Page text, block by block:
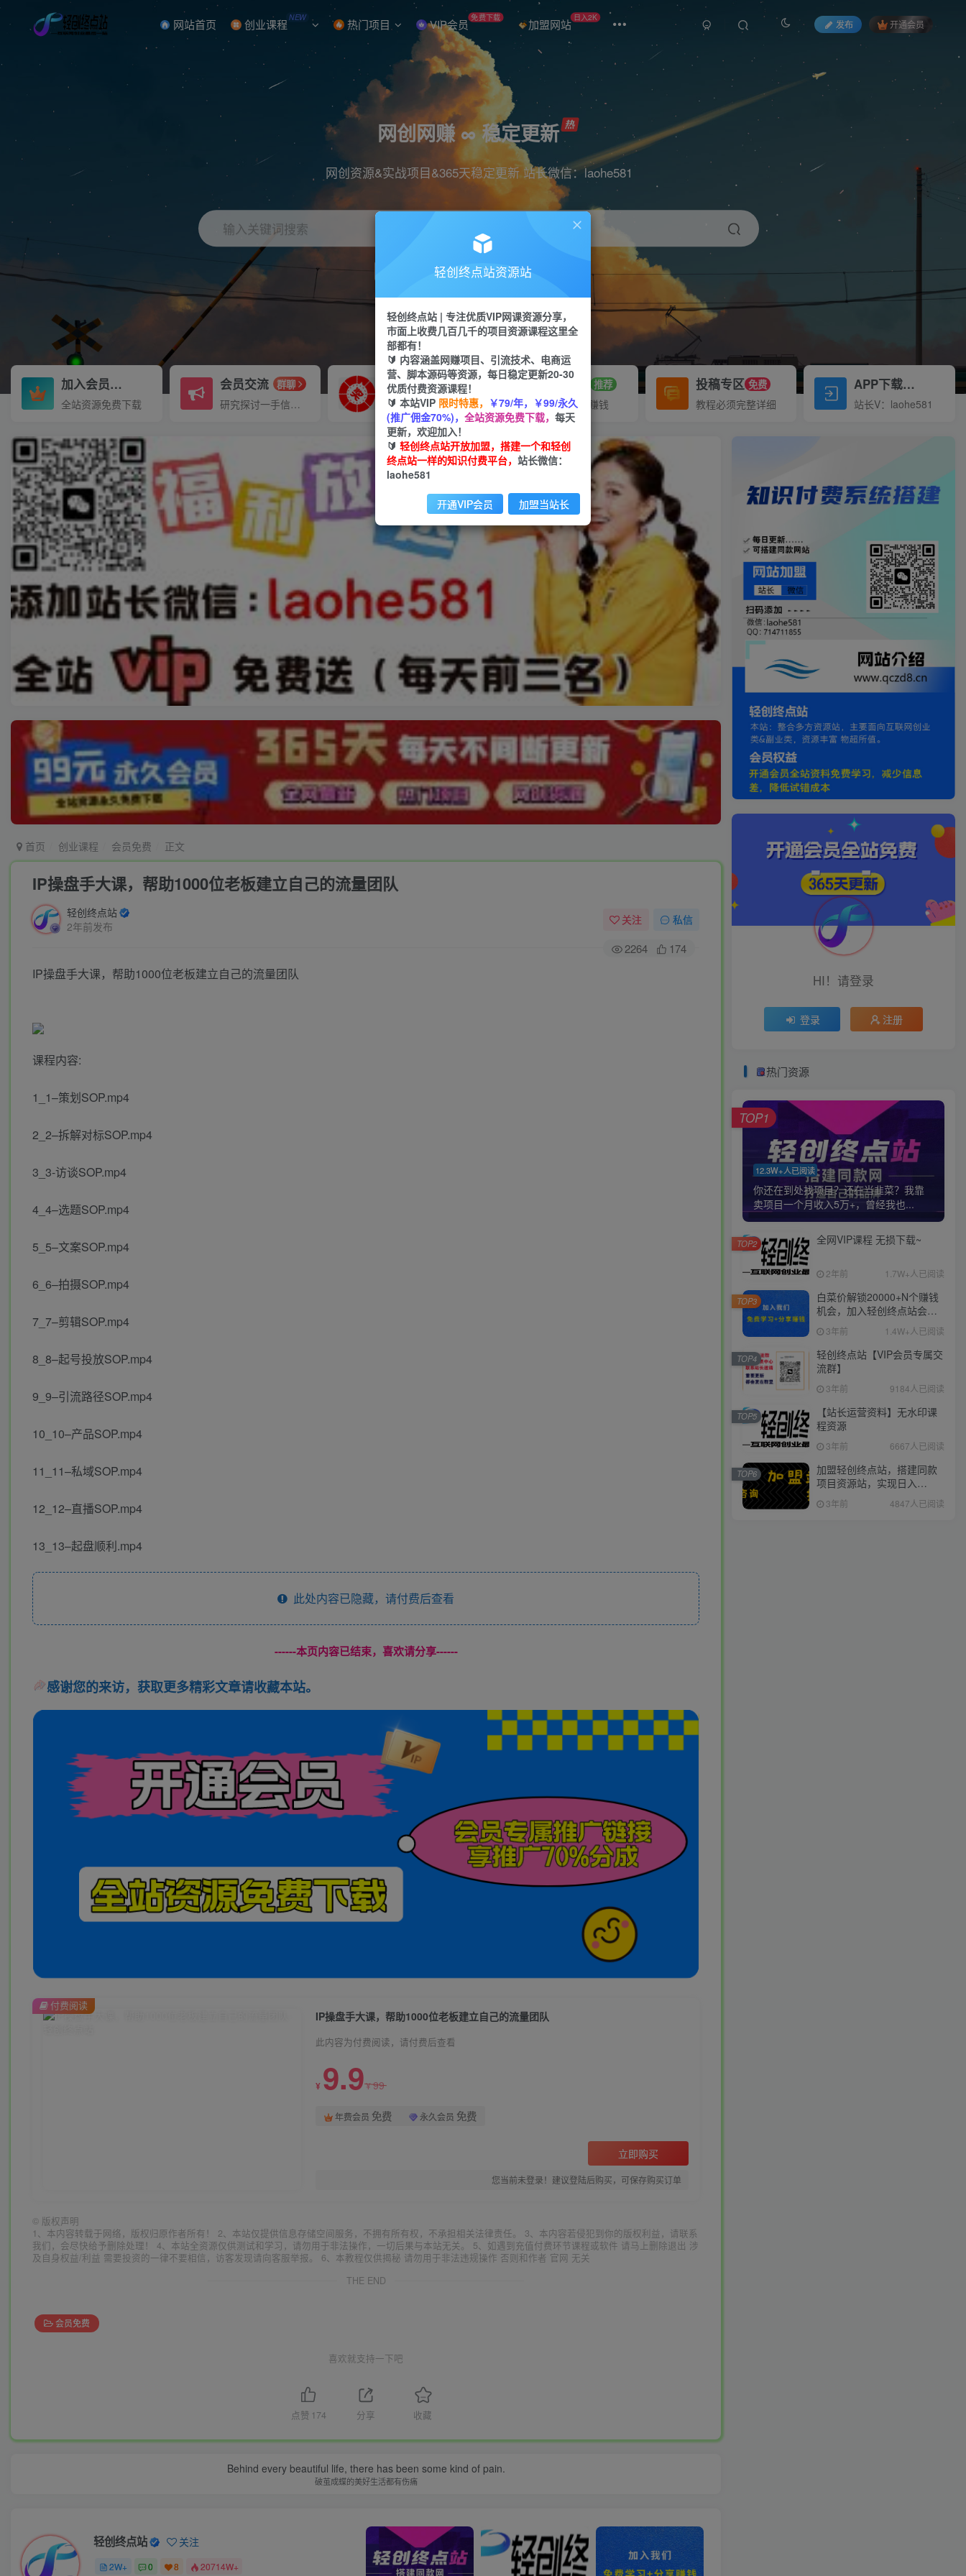
网站首页 创业课程 NEW 热门项目 VIP会员 免费下载 加盟网站 日入2K
发布 开通会员
网创网赚 ∞ 稳定更新
网创资源&实战项目&365天稳定更新 站长微信：laohe581
输入关键词搜索
引流 短视频 剪辑
加入会员3.3折
全站资源免费下载
会员交流 群聊
研究探讨一手信息差
推广赚钱
70%分佣
推广返佣高达70%
站长招募 推荐
24小时自动赚钱
投稿专区 免费
教程必须完整详细
APP下载Down
站长V：laohe581
首页 创业课程 会员免费 正文
IP操盘手大课，帮助1000位老板建立自己的流量团队
轻创终点站
2年前发布
关注 私信
2264 174
IP操盘手大课，帮助1000位老板建立自己的流量团队
课程内容:
1_1–策划SOP.mp4
2_2–拆解对标SOP.mp4
3_3-访谈SOP.mp4
4_4–选题SOP.mp4
5_5–文案SOP.mp4
6_6–拍摄SOP.mp4
7_7–剪辑SOP.mp4
8_8–起号投放SOP.mp4
9_9–引流路径SOP.mp4
10_10–产品SOP.mp4
11_11–私域SOP.mp4
12_12–直播SOP.mp4
13_13–起盘顺利.mp4
此处内容已隐藏，请付费后查看
------本页内容已结束，喜欢请分享------
感谢您的来访，获取更多精彩文章请收藏本站。
IP操盘手大课，帮助1000位老板建立自己的流量团队
此内容为付费阅读，请付费后查看
¥ 9.9¥99
年费会员 免费 永久会员 免费
立即购买
您当前未登录！建议登陆后购买，可保存购买订单
付费阅读
© 版权声明
1、本内容转载于网络，版权归原作者所有！ 2、本站仅提供信息存储空间服务，不拥有所有权，不承担相关法律责任。 3、本内容若侵犯到你的版权利益，请联系
我们，会尽快给予删除处理！ 4、本站全资源仅供测试和学习，请勿用于非法操作，一切后果与本站无关。 5、如遇到充值付费环节课程或软件 请马上删除退出 涉
及自身权益/利益 需要投资的一律不要相信，访客发现请向客服举报。 6、本教程仅供揭秘 请勿用于非法违规操作 否则和作者 官网 无关
THE END
会员免费
喜欢就支持一下吧
点赞 174 分享 收藏
Behind every beautiful life, there has been some kind of pain.
破茧成蝶的美好生活都有伤痛
轻创终点站 关注
2W+ 0 8 20714W+
HI！请登录
登录 注册
热门资源
12.3W+人已阅读
你还在到处找项目？还在当韭菜？我靠
卖项目一个月收入5万+，曾经我也...
TOP1
全网VIP课程 无损下载~
2年前 1.7W+人已阅读
TOP2
白菜价解锁20000+N个赚钱
机会，加入轻创终点站会
员，全站资源免费学习。
3年前 1.4W+人已阅读
TOP3
轻创终点站【VIP会员专属交
流群】
3年前 9184人已阅读
TOP4
【站长运营资料】无水印课
程资源
3年前 6667人已阅读
TOP5
加盟轻创终点站，搭建同款
项目资源站，实现日入
2000+
3年前 4847人已阅读
TOP6
轻创终点站资源站
轻创终点站 | 专注优质VIP网课资源分享，
市面上收费几百几千的项目资源课程这里全
部都有！
🔰 内容涵盖网赚项目、引流技术、电商运
营、脚本源码等资源，每日稳定更新20-30
优质付费资源课程！
🔰 本站VIP 限时特惠， ￥79/年，￥99/永久
(推广佣金70%)， 全站资源免费下载， 每天
更新，欢迎加入！
🔰 轻创终点站开放加盟，搭建一个和轻创
终点站一样的知识付费平台， 站长微信：
laohe581
开通VIP会员 加盟当站长